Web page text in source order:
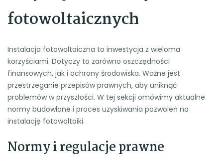
fotowoltaicznych
Instalacja fotowoltaiczna to inwestycja z wieloma
korzyściami. Dotyczy to zarówno oszczędności
finansowych, jak i ochrony środowiska. Ważne jest
przestrzeganie przepisów prawnych, aby uniknąć
problemów w przyszłości. W tej sekcji omówimy aktualne
normy budowlane i proces uzyskiwania pozwoleń na
instalację fotowoltaiki.
Normy i regulacje prawne